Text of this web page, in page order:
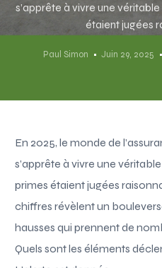
s’apprête à vivre une
étaient jugées
Paul Simon Juin 29, 2025
En 2025, le monde de
s’apprête à vivre une
primes étaient jugées
chiffres révèlent un
hausses qui prennent de
Quels sont les éléments